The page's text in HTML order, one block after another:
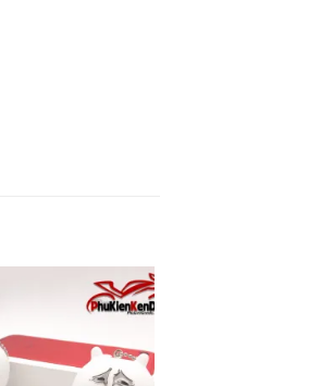
yêu
thích